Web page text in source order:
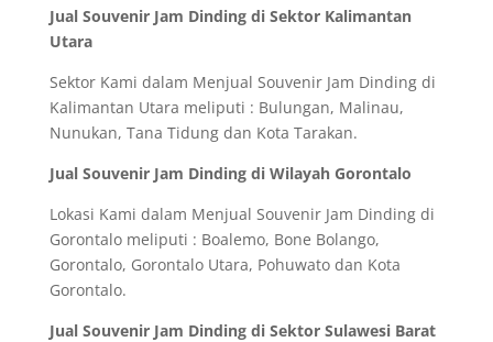
Jual Souvenir Jam Dinding di Sektor Kalimantan
Utara
Sektor Kami dalam Menjual Souvenir Jam Dinding di
Kalimantan Utara meliputi : Bulungan, Malinau,
Nunukan, Tana Tidung dan Kota Tarakan.
Jual Souvenir Jam Dinding di Wilayah Gorontalo
Lokasi Kami dalam Menjual Souvenir Jam Dinding di
Gorontalo meliputi : Boalemo, Bone Bolango,
Gorontalo, Gorontalo Utara, Pohuwato dan Kota
Gorontalo.
Jual Souvenir Jam Dinding di Sektor Sulawesi Barat